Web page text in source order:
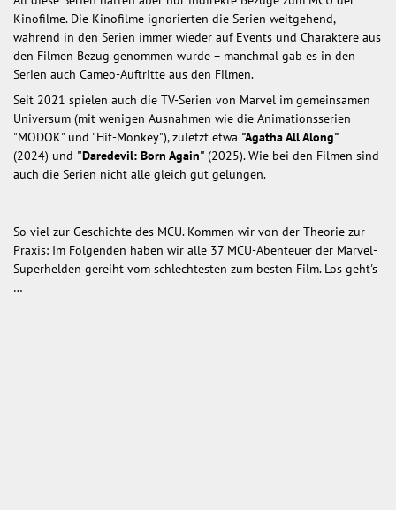
Kinofilme. Die Kinofilme ignorierten die Serien weitgehend,
während in den Serien immer wieder auf Events und Charaktere aus
den Filmen Bezug genommen wurde – manchmal gab es in den
Serien auch Cameo-Auftritte aus den Filmen.
Seit 2021 spielen auch die TV-Serien von Marvel im gemeinsamen
Universum (mit wenigen Ausnahmen wie die Animationsserien
"MODOK" und "Hit-Monkey"), zuletzt etwa "Agatha All Along"
(2024) und "Daredevil: Born Again" (2025). Wie bei den Filmen sind
auch die Serien nicht alle gleich gut gelungen.
So viel zur Geschichte des MCU. Kommen wir von der Theorie zur
Praxis: Im Folgenden haben wir alle 37 MCU-Abenteuer der Marvel-
Superhelden gereiht vom schlechtesten zum besten Film. Los geht's
…